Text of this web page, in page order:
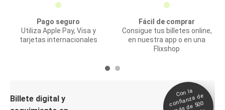
Pago seguro
Utiliza Apple Pay, Visa y
tarjetas internacionales
Fácil de comprar
Consigue tus billetes online,
en nuestra app o en una
Flixshop
Billete digital y
Con la
confianza de
más de 500